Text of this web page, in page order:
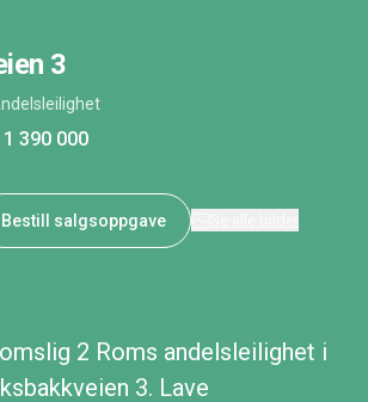
3
1 390 000
Bestill salgsoppgave
2 Roms andelsleilighet i
3. Lave